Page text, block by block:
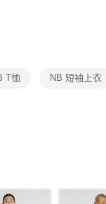
交易，需
結果請求
T恤 NB 短袖上衣